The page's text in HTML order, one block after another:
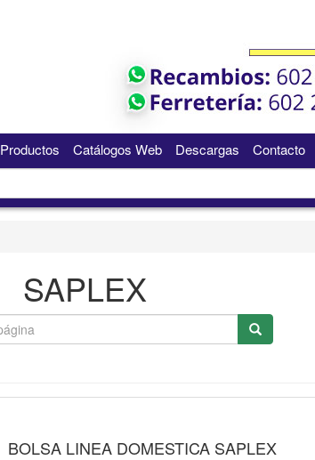
Productos Catálogos Web Descargas Contacto
SAPLEX
BOLSA LINEA DOMESTICA SAPLEX